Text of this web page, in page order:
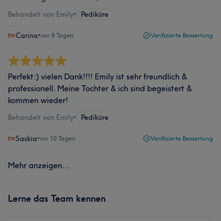
Behandelt von Emily• Pediküre
Carina•vor 8 Tagen Verifizierte Bewertung
Perfekt:) vielen Dank!!!! Emily ist sehr freundlich &
professionell. Meine Tochter & ich sind begeistert &
kommen wieder!
Behandelt von Emily• Pediküre
Saskia•vor 10 Tagen Verifizierte Bewertung
Mehr anzeigen...
Lerne das Team kennen